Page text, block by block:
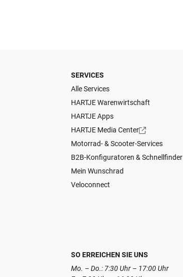
SERVICES
Alle Services
HARTJE Warenwirtschaft
HARTJE Apps
HARTJE Media Center
Motorrad- & Scooter-Services
B2B-Konfiguratoren & Schnellfinder
Mein Wunschrad
Veloconnect
SO ERREICHEN SIE UNS
Mo. – Do.: 7:30 Uhr – 17:00 Uhr